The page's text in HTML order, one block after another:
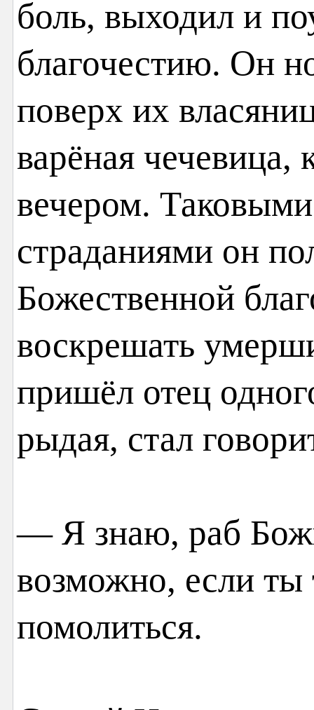
боль, выходил и
благочестию. Он
поверх их
варёная
вечером.
страданиями он
Божественной
воскрешать
пришёл отец
рыдая, стал
— Я знаю, раб
возможно, если ты
помолиться.